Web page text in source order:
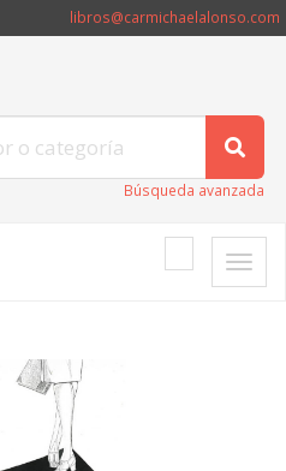
libros@carmichaelalonso.com
Búsqueda avanzada
Toggle